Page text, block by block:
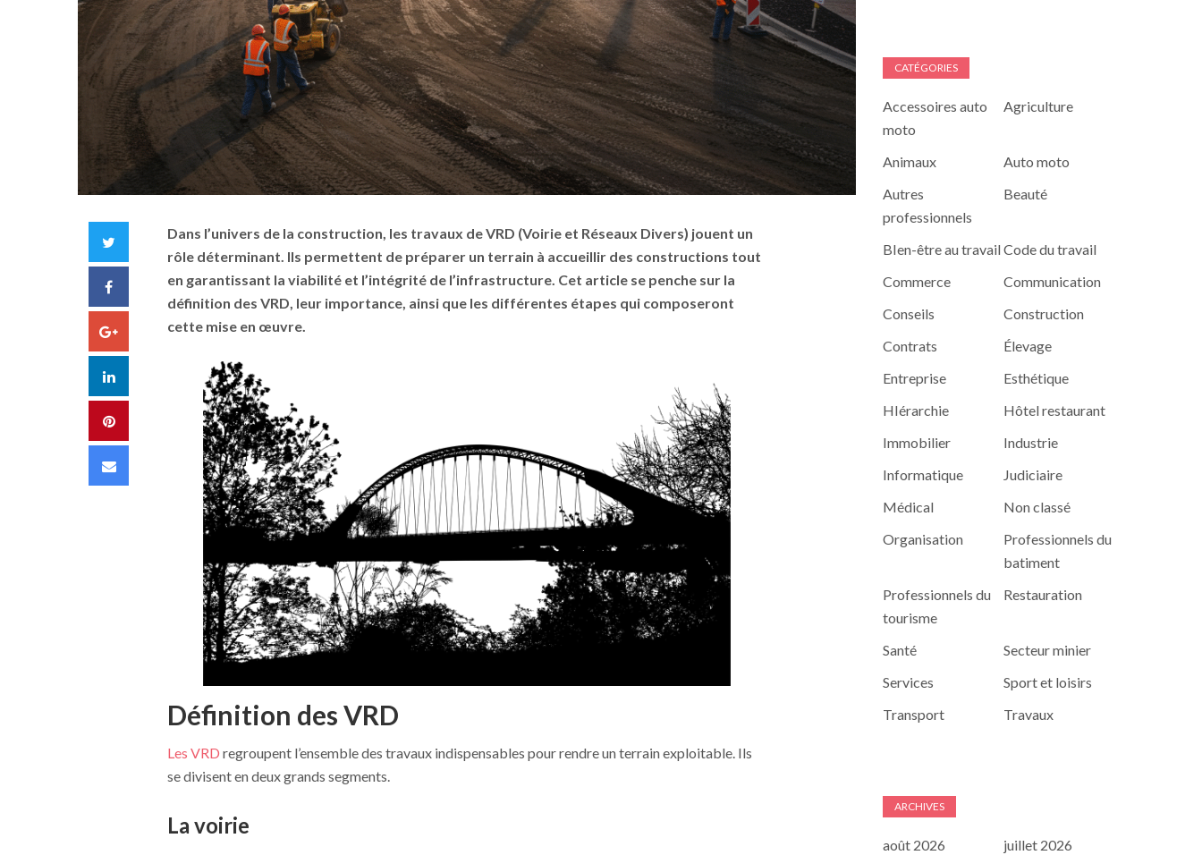
Facebook
Google+
LinkedIn
Pinterest
Email
Dans l’univers de la construction, les travaux de VRD (Voirie et Réseaux Divers) jouent un
rôle déterminant. Ils permettent de préparer un terrain à accueillir des constructions tout
en garantissant la viabilité et l’intégrité de l’infrastructure. Cet article se penche sur la
définition des VRD, leur importance, ainsi que les différentes étapes qui composeront
cette mise en œuvre.
Définition des VRD
Les VRD regroupent l’ensemble des travaux indispensables pour rendre un terrain exploitable. Ils
se divisent en deux grands segments.
La voirie
CATÉGORIES
Accessoires auto
moto
Agriculture
Animaux
Auto moto
Autres
professionnels
Beauté
BIen-être au travailCode du travail
Commerce
Communication
Conseils
Construction
Contrats
Élevage
Entreprise
Esthétique
HIérarchie
Hôtel restaurant
Immobilier
Industrie
Informatique
Judiciaire
Médical
Non classé
Organisation
Professionnels du
batiment
Professionnels du
tourisme
Restauration
Santé
Secteur minier
Services
Sport et loisirs
Transport
Travaux
ARCHIVES
août 2026
juillet 2026